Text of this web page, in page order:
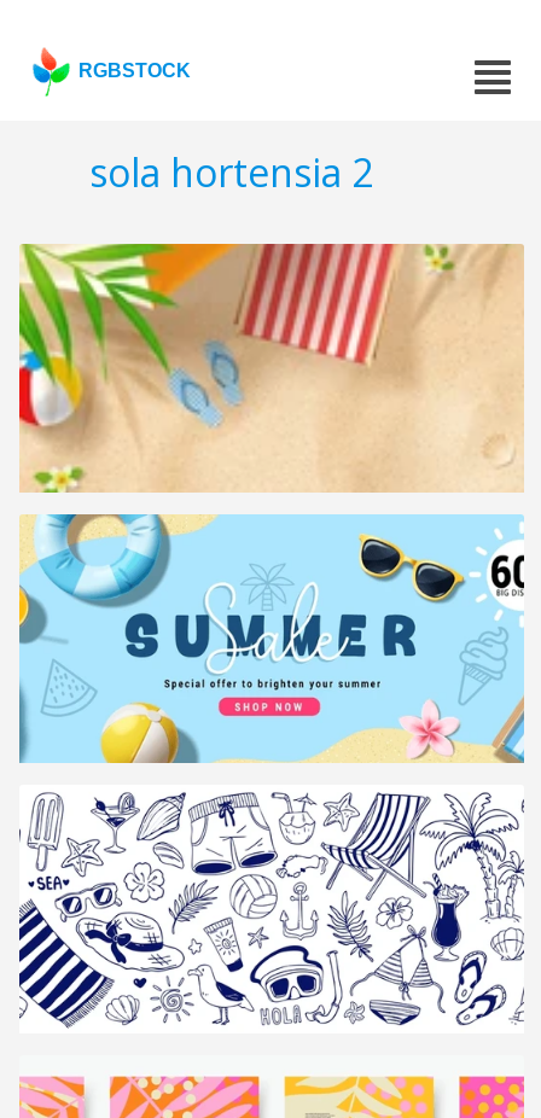
RGBSTOCK
sola hortensia 2